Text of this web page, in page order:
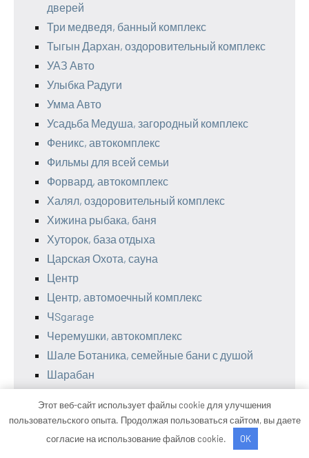
дверей
Три медведя, банный комплекс
Тыгын Дархан, оздоровительный комплекс
УАЗ Авто
Улыбка Радуги
Умма Авто
Усадьба Медуша, загородный комплекс
Феникс, автокомплекс
Фильмы для всей семьи
Форвард, автокомплекс
Халял, оздоровительный комплекс
Хижина рыбака, баня
Хуторок, база отдыха
Царская Охота, сауна
Центр
Центр, автомоечный комплекс
ЧSgarage
Черемушки, автокомплекс
Шале Ботаника, семейные бани с душой
Шарабан
Шиномонтаж 24ч
Штурман, сауна
Этот веб-сайт использует файлы cookie для улучшения
пользовательского опыта. Продолжая пользоваться сайтом, вы даете
согласие на использование файлов cookie.
OK